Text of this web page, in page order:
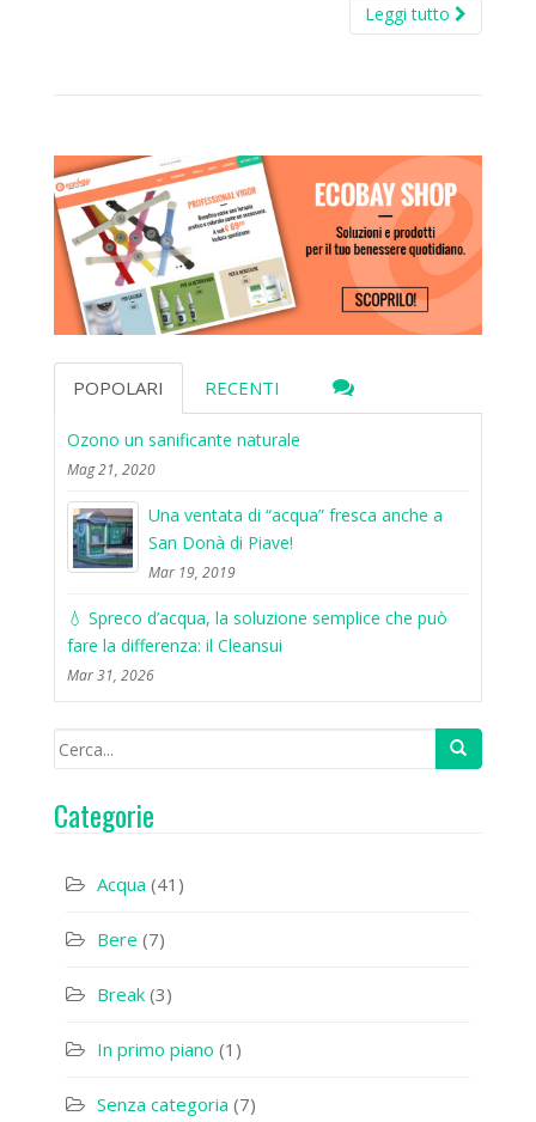
Leggi tutto
POPOLARI RECENTI
Ozono un sanificante naturale
Mag 21, 2020
Una ventata di “acqua” fresca anche a
San Donà di Piave!
Mar 19, 2019
💧 Spreco d’acqua, la soluzione semplice che può
fare la differenza: il Cleansui
Mar 31, 2026
Categorie
Acqua (41)
Bere (7)
Break (3)
In primo piano (1)
Senza categoria (7)